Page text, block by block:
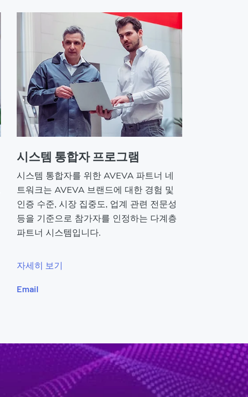
시스템 통합자 프로그램
시스템 통합자를 위한 AVEVA 파트너 네
트워크는 AVEVA 브랜드에 대한 경험 및
인증 수준, 시장 집중도, 업계 관련 전문성
등을 기준으로 참가자를 인정하는 다계층
파트너 시스템입니다.
자세히 보기
Email